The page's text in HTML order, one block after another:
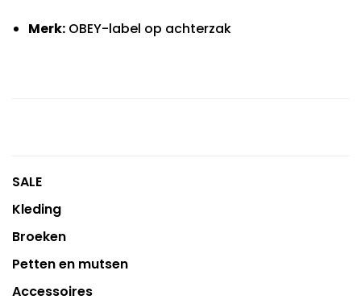
Merk: OBEY-label op achterzak
SALE
Kleding
Broeken
Petten en mutsen
Accessoires